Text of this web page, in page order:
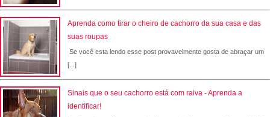
Aprenda como tirar o cheiro de cachorro da sua casa e das
suas roupas
Se você esta lendo esse post provavelmente gosta de abraçar um
[...]
Sinais que o seu cachorro está com raiva - Aprenda a
identificar!